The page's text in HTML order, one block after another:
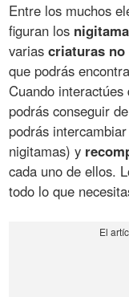
Entre los muchos
figuran los nigitama
variascriaturas
que podrás
Cuando
podrás conseguir
podrás
nigitamas) y
cada uno de ellos.
todo lo que